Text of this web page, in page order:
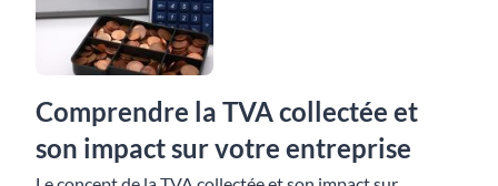
Comprendre la TVA collectée et
son impact sur votre entreprise